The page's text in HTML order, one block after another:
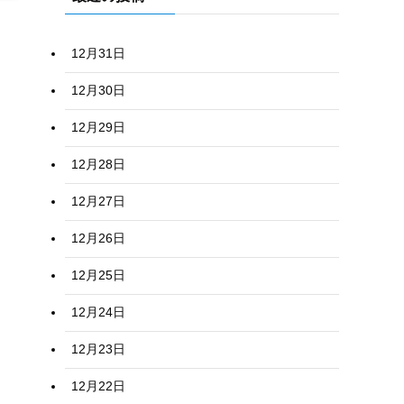
12月31日
12月30日
12月29日
12月28日
12月27日
12月26日
12月25日
12月24日
12月23日
12月22日